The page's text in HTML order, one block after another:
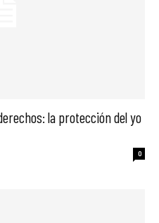
la protección del yo
0